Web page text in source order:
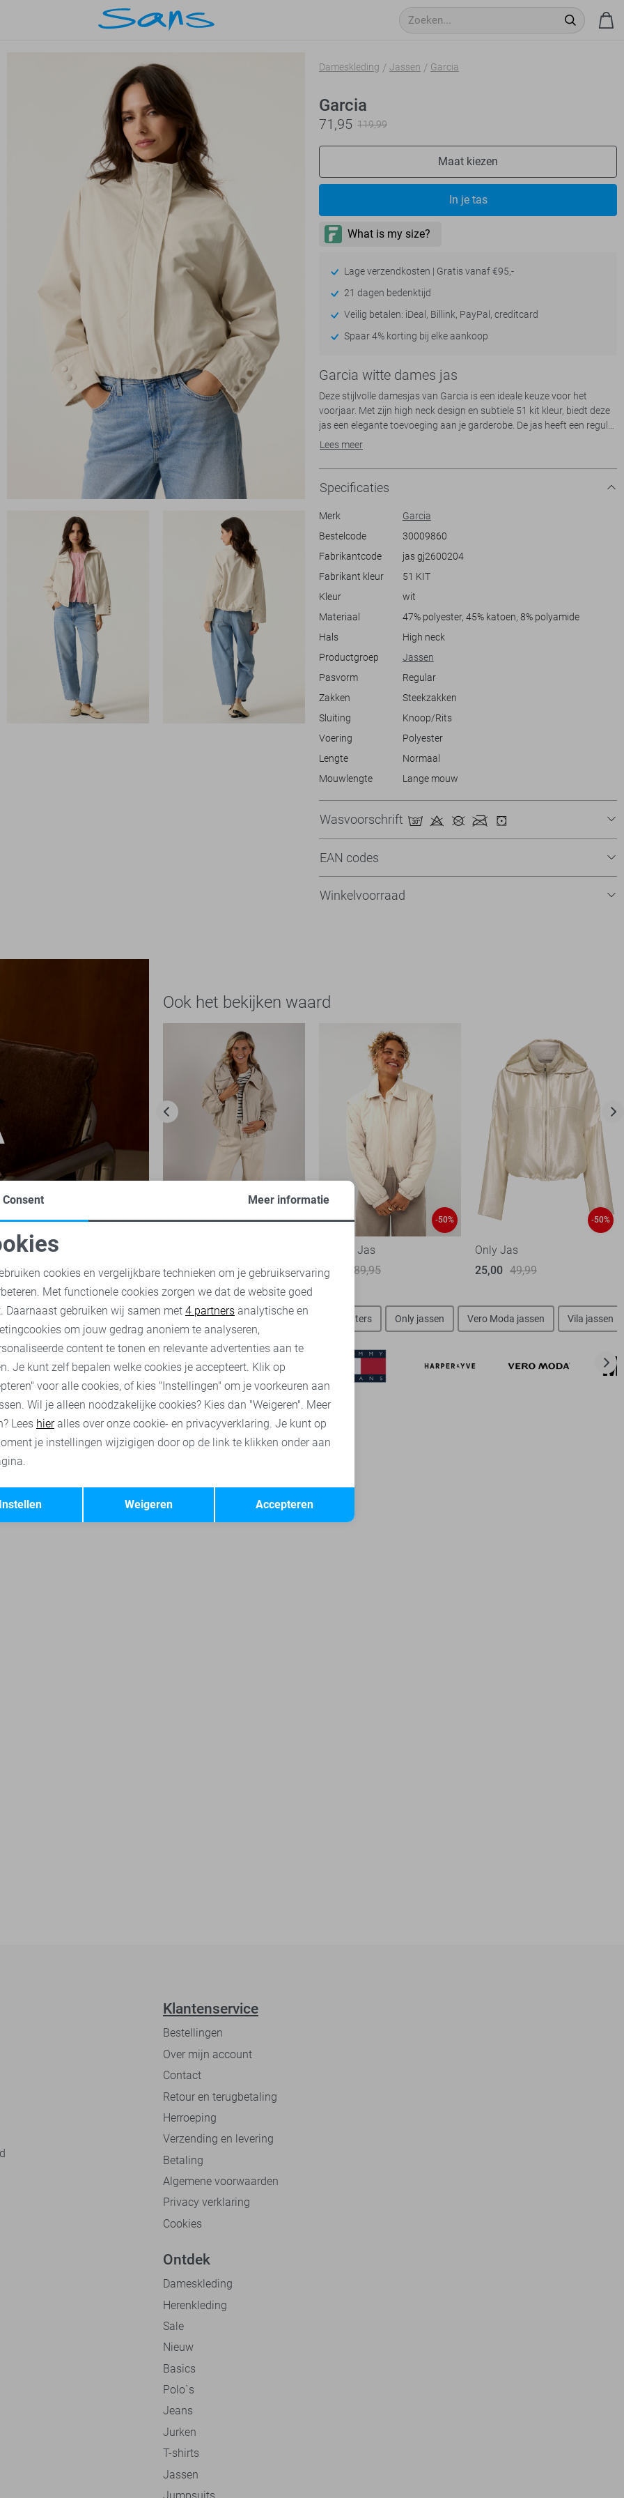
Dameskleding Jassen Garcia
Garcia
71,95 119,99
Maat kiezen
In je tas
Lage verzendkosten | Gratis vanaf €95,-
21 dagen bedenktijd
Veilig betalen: iDeal, Billink, PayPal, creditcard
Spaar 4% korting bij elke aankoop
Garcia witte dames jas
Deze stijlvolle damesjas van Garcia is een ideale keuze voor het
voorjaar. Met zijn high neck design en subtiele 51 kit kleur, biedt deze
jas een elegante toevoeging aan je garderobe. De jas heeft een regular
fit, waardoor hij comfortabel zit en toch een moderne uitstraling
veelzijdigheid en gemak, terwijl de lange mouwen en steekzakken
bijdragen aan het algehele praktische ontwerp.
Gemaakt van polyester voering, is deze korte jas niet alleen stijlvol,
maar ook functioneel. Perfect voor casual uitstapjes, of je nu een
makkelijk te combineren met een jeans voor een relaxte look, en
dankzij de hoogwaardige materialen blijft hij seizoen na seizoen mooi.
Meer informatie:
Lees meer
Specificaties
Merk
Garcia
Bestelcode
30009860
Fabrikantcode
jas gj2600204
Fabrikant kleur
51 KIT
Kleur
wit
Materiaal
47% polyester, 45% katoen, 8% polyamide
Hals
High neck
Productgroep
Jassen
Pasvorm
Regular
Zakken
Steekzakken
Sluiting
Knoop/Rits
Voering
Polyester
Lengte
Normaal
Mouwlengte
Lange mouw
Wasvoorschrift
EAN codes
Winkelvoorraad
Ook het bekijken waard
-50%
74,95
149,95
-50%
Ydence Jas
45,00
89,95
-50%
Only Jas
25,00 49,99
jeans Garcia truien Garcia broeken Garcia tops Garcia sweaters Only jassen Vero Moda jassen Vila jassen
Klantenservice
Bestellingen
Over mijn account
Contact
Retour en terugbetaling
Herroeping
Verzending en levering
Betaling
Algemene voorwaarden
Privacy verklaring
Cookies
Ontdek
Dameskleding
Herenkleding
Sale
Nieuw
Basics
Polo`s
Jeans
Jurken
T-shirts
Jassen
cookies
cookies Marketing cookies
Terug Opslaan
Consent Meer informatie
cookies en vergelijkbare technieken om je gebruikservaring
Met functionele cookies zorgen we dat de website goed
Daarnaast gebruiken wij samen met 4 partners analytische en
om jouw gedrag anoniem te analyseren,
content te tonen en relevante advertenties aan te
Je kunt zelf bepalen welke cookies je accepteert. Klik op
voor alle cookies, of kies "Instellingen" om je voorkeuren aan
Wil je alleen noodzakelijke cookies? Kies dan "Weigeren". Meer
Lees hieralles over onze cookie- en privacyverklaring. Je kunt op
je instellingen wijzigigen door op de link te klikken onder aan
Accepteren
Weigeren